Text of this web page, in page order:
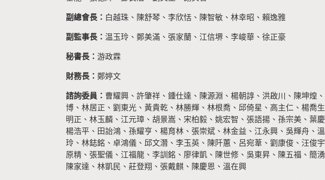
副總會長： 白越珠、陳舒琴、李欣恬、陳智敏、林幸昭、賴逸雅
副監事長： 温玉玲、鄭美滿、張家蘭、江信堺、李峻華、徐正豪
秘書長：游政霖
財務長：鄭婷文
諮詢委員： 曹耀興、許肇祥、鍾仕達、陳源淵、楊朝諄、洪啟川、陳坤煌
博、林居正、劉東光、黃貴乾、林勝輝、林根喬、邱倚星、高主仁、楊
明正、林玉麟、江元璋、胡景嵩、宋柏毅、姚宏智、張語揚、孫宗美、葉
楊浩平、田詒鴻、孫耀亨、楊育林、張崇斌、林金益、江永興、吳輝舟
玲、林鋕銘、卓鴻儀、邱文潛、李玉英、陳阡蕙、呂宛葦、劉康俊、汪俊
原精、張聖儀、江福龍、李訓銘、廖律凱、陳世修、吳東昇、陳五福、簡
陳家達、林凱民、莊登翔、張戴麒、陳慶恩、溫在興